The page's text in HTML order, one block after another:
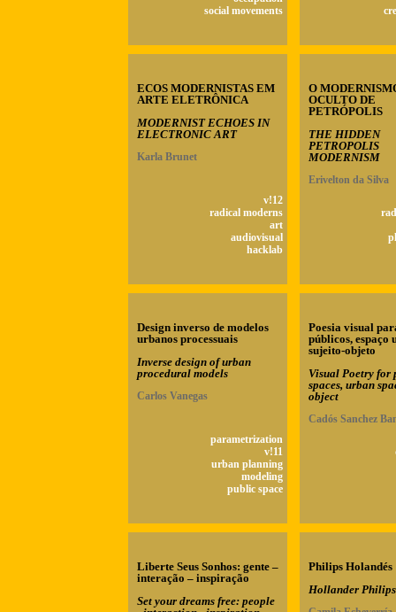
social movements
ECOS MODERNISTAS EM
ARTE ELETRÔNICA
MODERNIST ECHOES IN
ELECTRONIC ART
Karla Brunet
v!12
radical moderns
art
audiovisual
hacklab
O
OCULTO DE
PETRÓPOLIS
THE HIDDEN
PETROPOLIS
MODERNISM
Erivelton da Silva
Design inverso de modelos
urbanos processuais
Inverse design of urban
procedural models
Carlos Vanegas
parametrization
v!11
urban planning
modeling
public space
Poesia visual
públicos, espaço
sujeito-objeto
Visual Poetry for
spaces, urban
object
Cadós Sanchez
Liberte Seus Sonhos: gente –
interação – inspiração
Set your dreams free: people
Philips Holandés
Hollander Philips